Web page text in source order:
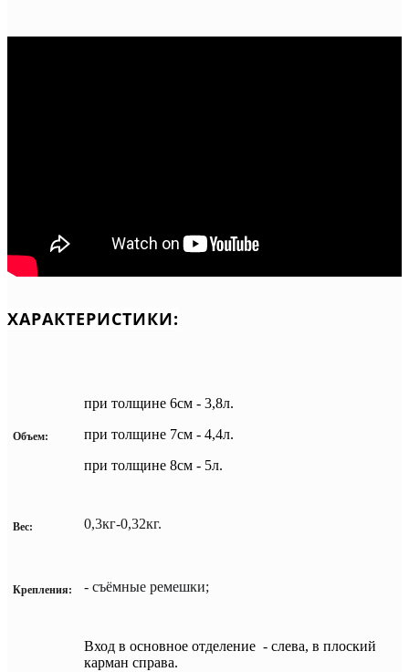
ХАРАКТЕРИСТИКИ:
Объем:
при толщине 6см - 3,8л.
при толщине 7см - 4,4л.
при толщине 8см - 5л.
Вес: 0,3кг-0,32кг.
Крепления: - съёмные ремешки;
Вход в основное отделение - слева, в плоский
карман справа.